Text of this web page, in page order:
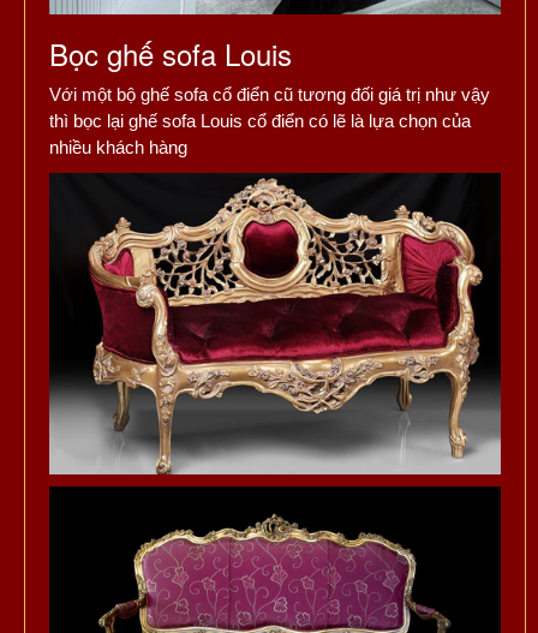
Bọc ghế sofa Louis
Với một bộ ghế sofa cổ điển cũ tương đối giá trị như vậy
thì bọc lại ghế sofa Louis cổ điển có lẽ là lựa chọn của
nhiều khách hàng